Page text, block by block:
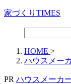
家づくりTIMES
HOME >
ハウスメー
PR ハウスメーカ